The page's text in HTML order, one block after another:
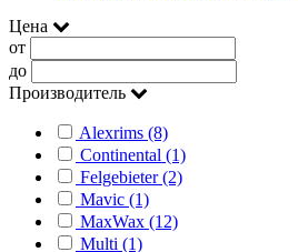
Цена
от
до
Производитель
Alexrims (8)
Continental (1)
Felgebieter (2)
Mavic (1)
MaxWax (12)
Multi (1)